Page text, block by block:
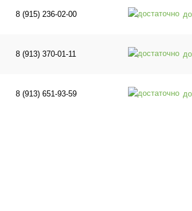
8 (915) 236-02-00
8 (913) 370-01-11
8 (913) 651-93-59